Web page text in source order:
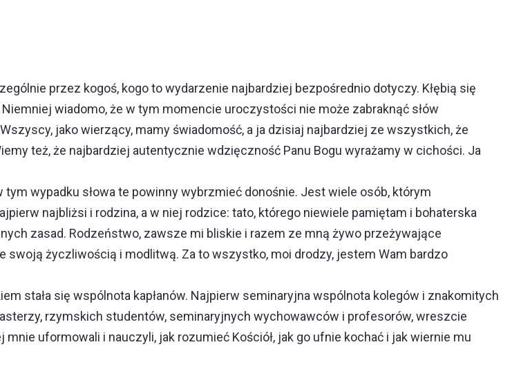
przez kogoś, kogo to wydarzenie najbardziej bezpośrednio dotyczy. Kłębią się
wiadomo, że w tym momencie uroczystości nie może zabraknąć słów
jako wierzący, mamy świadomość, a ja dzisiaj najbardziej ze wszystkich, że
też, że najbardziej autentycznie wdzięczność Panu Bogu wyrażamy w cichości. Ja
wypadku słowa te powinny wybrzmieć donośnie. Jest wiele osób, którym
najbliżsi i rodzina, a w niej rodzice: tato, którego niewiele pamiętam i bohaterska
zasad. Rodzeństwo, zawsze mi bliskie i razem ze mną żywo przeżywające
życzliwością i modlitwą. Za to wszystko, moi drodzy, jestem Wam bardzo
stała się wspólnota kapłanów. Najpierw seminaryjna wspólnota kolegów i znakomitych
rzymskich studentów, seminaryjnych wychowawców i profesorów, wreszcie
uformowali i nauczyli, jak rozumieć Kościół, jak go ufnie kochać i jak wiernie mu